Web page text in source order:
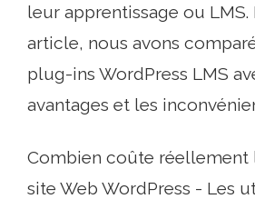
leur apprentissage ou LMS.
article, nous avons
plug-ins WordPress LMS
avantages et les
Combien coûte réellement
site Web WordPress - Les